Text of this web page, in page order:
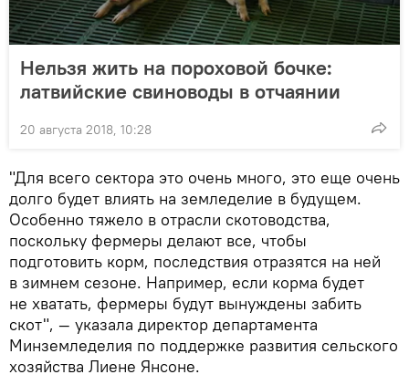
Нельзя жить на пороховой бочке:
латвийские свиноводы в отчаянии
20 августа 2018, 10:28
"Для всего сектора это очень много, это еще очень
долго будет влиять на земледелие в будущем.
Особенно тяжело в отрасли скотоводства,
поскольку фермеры делают все, чтобы
подготовить корм, последствия отразятся на ней
в зимнем сезоне. Например, если корма будет
не хватать, фермеры будут вынуждены забить
скот", — указала директор департамента
Минземледелия по поддержке развития сельского
хозяйства Лиене Янсоне.